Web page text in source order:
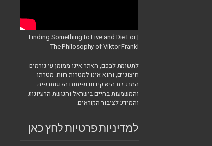
Finding Something to Live and Die For |
The Philosophy of Viktor Frankl
לתשומת לבכם, האתר אינו ממומן עי גורמים
חיצוניים, והוא אינו למטרות רווח. מטרתו
המרכזית היא קידום ופיתוח הלוגותרפיה
והמשמעות בחיים בישראל והנגשת הרעיונות
והמידע לציבור הקוראים.
למדיניות פרטיות לחץ כאן